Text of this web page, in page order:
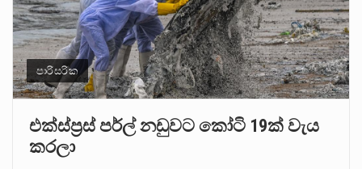
පාරිසරික
එක්ස්ප්‍රස් පර්ල් නඩුවට කෝටි 19ක් වැය
කරලා